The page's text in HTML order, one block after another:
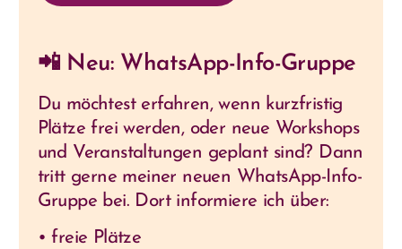
📲 Neu: WhatsApp-Info-Gruppe
Du möchtest erfahren, wenn kurzfristig
Plätze frei werden, oder neue Workshops
und Veranstaltungen geplant sind? Dann
tritt gerne meiner neuen WhatsApp-Info-
Gruppe bei. Dort informiere ich über:
• freie Plätze